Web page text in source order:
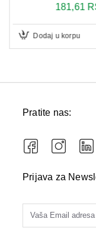
Dodaj u korpu
Pratite nas:
Prijava za